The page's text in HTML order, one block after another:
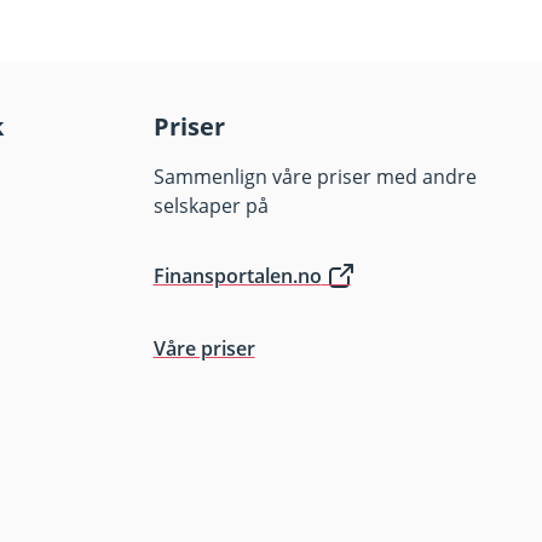
Priser
Sammenlign våre priser med andre
selskaper på
Finansportalen.no
Våre priser